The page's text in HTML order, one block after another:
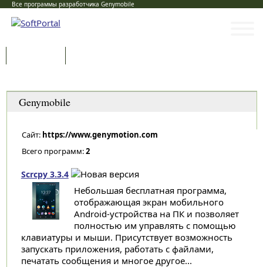
Все программы разработчика Genymobile
Genymobile
Сайт: https://www.genymotion.com
Всего программ:2
Scrcpy 3.3.4
Небольшая бесплатная программа,
отображающая экран мобильного
Android-устройства на ПК и позволяет
полностью им управлять с помощью
клавиатуры и мыши. Присутствует возможность
запускать приложения, работать с файлами,
печатать сообщения и многое другое...